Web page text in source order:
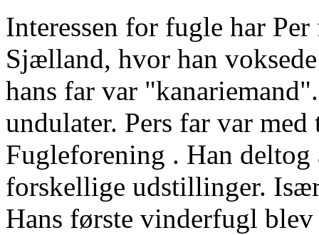
Interessen for fugle har
Sjælland, hvor han
hans far var
undulater. Pers far var med
Fugleforening . Han
forskellige udstillinger.
Hans første vinderfugl blev